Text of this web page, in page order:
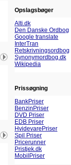
Opslagsbøger
Alti.dk
Den Danske Ordbog
Google translate
InterTran
Retskrivningsordbog
Synonymordbog.dk
Wikipedia
Prissøgning
BankPriser
BenzinPriser
DVD Priser
EDB Priser
HvidevarePriser
Spil Priser
Pricerunner
Pristjek.dk
MobilPriser